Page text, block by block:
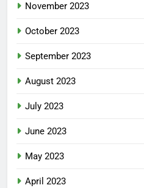
November 2023
October 2023
September 2023
August 2023
July 2023
June 2023
May 2023
April 2023